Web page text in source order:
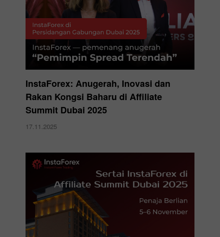
InstaForex: Anugerah, Inovasi dan
Rakan Kongsi Baharu di Affiliate
Summit Dubai 2025
17.11.2025